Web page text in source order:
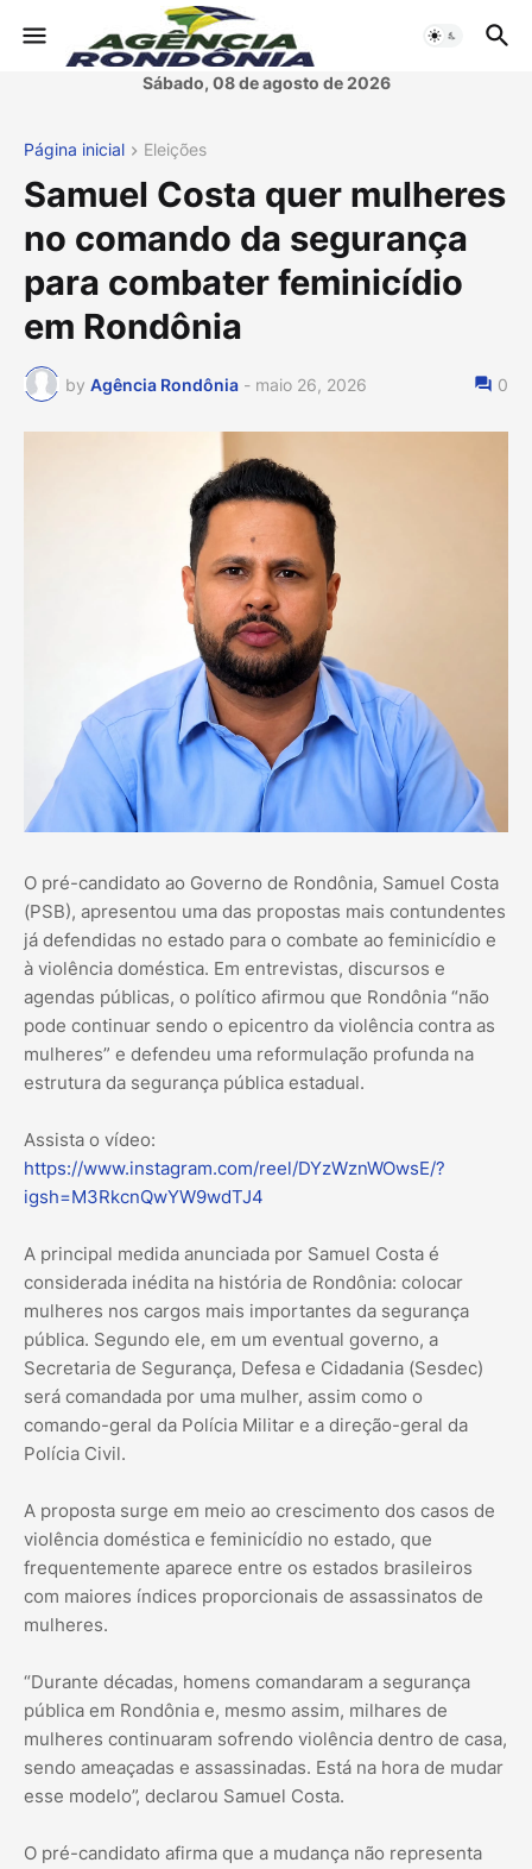
Sábado, 08 de agosto de 2026
Página inicial Eleições
Samuel Costa quer mulheres
no comando da segurança
para combater feminicídio
em Rondônia
by Agência Rondônia - maio 26, 2026 0
O pré-candidato ao Governo de Rondônia, Samuel Costa
(PSB), apresentou uma das propostas mais contundentes
já defendidas no estado para o combate ao feminicídio e
à violência doméstica. Em entrevistas, discursos e
agendas públicas, o político afirmou que Rondônia “não
pode continuar sendo o epicentro da violência contra as
mulheres” e defendeu uma reformulação profunda na
estrutura da segurança pública estadual.
Assista o vídeo:
https://www.instagram.com/reel/DYzWznWOwsE/?
igsh=M3RkcnQwYW9wdTJ4
A principal medida anunciada por Samuel Costa é
considerada inédita na história de Rondônia: colocar
mulheres nos cargos mais importantes da segurança
pública. Segundo ele, em um eventual governo, a
Secretaria de Segurança, Defesa e Cidadania (Sesdec)
será comandada por uma mulher, assim como o
comando-geral da Polícia Militar e a direção-geral da
Polícia Civil.
A proposta surge em meio ao crescimento dos casos de
violência doméstica e feminicídio no estado, que
frequentemente aparece entre os estados brasileiros
com maiores índices proporcionais de assassinatos de
mulheres.
“Durante décadas, homens comandaram a segurança
pública em Rondônia e, mesmo assim, milhares de
mulheres continuaram sofrendo violência dentro de casa,
sendo ameaçadas e assassinadas. Está na hora de mudar
esse modelo”, declarou Samuel Costa.
O pré-candidato afirma que a mudança não representa